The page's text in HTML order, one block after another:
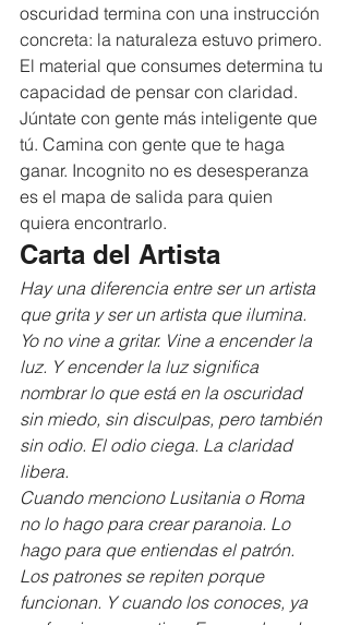
oscuridad termina con una instrucción
concreta: la naturaleza estuvo primero.
El material que consumes determina tu
capacidad de pensar con claridad.
Júntate con gente más inteligente que
tú. Camina con gente que te haga
ganar. Incognito no es desesperanza
es el mapa de salida para quien
quiera encontrarlo.
Carta del Artista
Hay una diferencia entre ser un artista
que grita y ser un artista que ilumina.
Yo no vine a gritar. Vine a encender la
luz. Y encender la luz significa
nombrar lo que está en la oscuridad
sin miedo, sin disculpas, pero también
sin odio. El odio ciega. La claridad
libera.
Cuando menciono Lusitania o Roma
no lo hago para crear paranoia. Lo
hago para que entiendas el patrón.
Los patrones se repiten porque
funcionan. Y cuando los conoces, ya